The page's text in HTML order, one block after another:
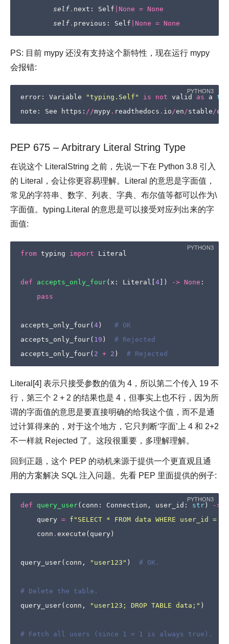
self . next : Self None = None
self . previous : Self None = None
PS: 目前 mypy 还没有支持这个新特性，现在运行 mypy
会报错:
error : Variable "typing.Self" is not valid as a
note : See https : //mypy . readthedocs . io/en/stable/
PEP 675 – Arbitrary Literal String Type
在说这个 LiteralString 之前，先说一下在 Python 3.8 引入
的 Literal，会让你更容易理解。Literal 的意思是字面值，
常见的字符串、数字、列表、字典、布尔值等都可以作为\
字面值。typing.Literal 的意思是可以接受对应列出来的字
面值:
from typing import Literal
def accepts_only_four( x : Literal 4 ]) -> None :
pass
accepts_only_four( 4 )
# OK
accepts_only_four( 19 )
# Rejected
accepts_only_four( 2 + 2 ) # Rejected
Literal[4] 表示只接受参数的值为 4，所以第二个传入 19 不
行，第三个 2 + 2 的结果也是 4，但事实上也不行，因为所
谓的字面值的意思是要直接明确的给我这个值，而不是通
过计算得来的，对于这个地方，它只判断‘字面’上 4 和 2+2
不一样就 Rejected 了。这段很重要，多理解理解。
回到正题，这个 PEP 的动机来源于提供一个更直观且通
用的方案解决 SQL 注入问题。先看 PEP 里面提供的例子:
def query_user( conn : Connection , user_id : str ) ->
query = f "SELECT * FROM data WHERE user_id =
conn . execute ( query )
query_user( conn , "user123" ) # OK.
# Delete the table.
query_user( conn , "user123; DROP TABLE data;" )
# Fetch all users (since 1 = 1 is always true).